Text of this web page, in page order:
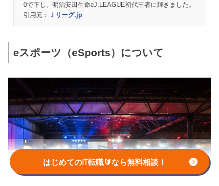
はじめてのIT転職🔰なら無料相談！
0で下し、明治安田生命eJ.LEAGUE初代王者に輝きました。
引用元： Ｊリーグ.jp
eスポーツ（eSports）について